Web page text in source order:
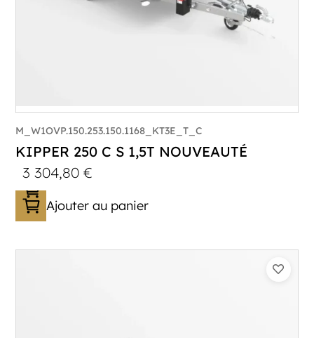
M_W1OVP.150.253.150.1168_KT3E_T_C
KIPPER 250 C S 1,5T NOUVEAUTÉ
3 304,80€
Ajouter au panier